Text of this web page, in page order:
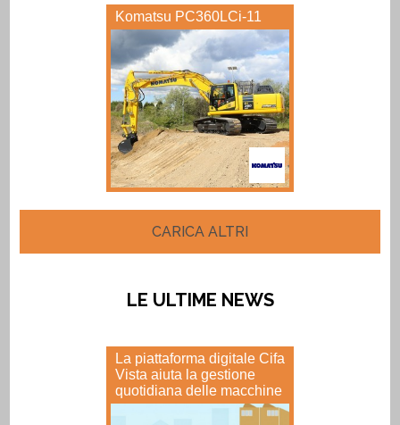
Komatsu PC360LCi-11
CARICA ALTRI
LE ULTIME NEWS
La piattaforma digitale Cifa
Vista aiuta la gestione
quotidiana delle macchine